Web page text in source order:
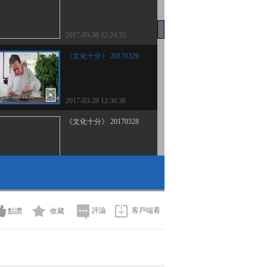
2017-03-30 12:24:35
《文化十分》 20170329
2017-03-29 12:36:38
《文化十分》 20170328
2017-03-27 15:10:26
點讚 收藏 評論 客戶端看